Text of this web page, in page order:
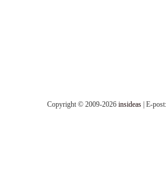
Copyright © 2009-2026 insideas | E-